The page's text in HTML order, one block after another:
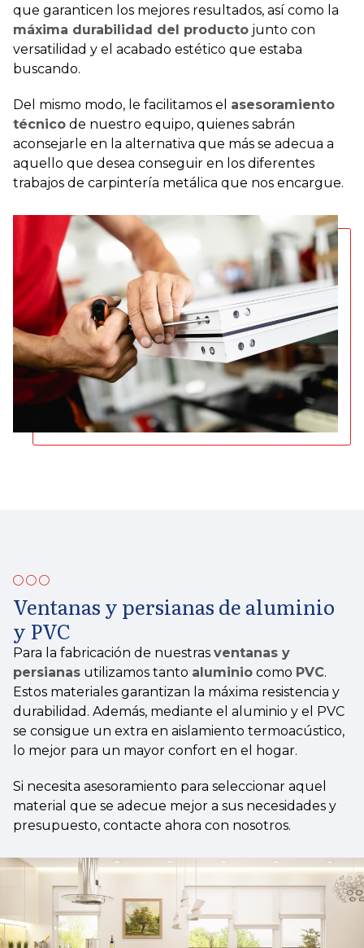
que garanticen los mejores resultados, así como la
máxima durabilidad del producto junto con
versatilidad y el acabado estético que estaba
buscando.
Del mismo modo, le facilitamos el asesoramiento
técnico de nuestro equipo, quienes sabrán
aconsejarle en la alternativa que más se adecua a
aquello que desea conseguir en los diferentes
trabajos de carpintería metálica que nos encargue.
Ventanas y persianas de aluminio
y PVC
Para la fabricación de nuestras ventanas y
persianas utilizamos tanto aluminio como PVC.
Estos materiales garantizan la máxima resistencia y
durabilidad. Además, mediante el aluminio y el PVC
se consigue un extra en aislamiento termoacústico,
lo mejor para un mayor confort en el hogar.
Si necesita asesoramiento para seleccionar aquel
material que se adecue mejor a sus necesidades y
presupuesto, contacte ahora con nosotros.